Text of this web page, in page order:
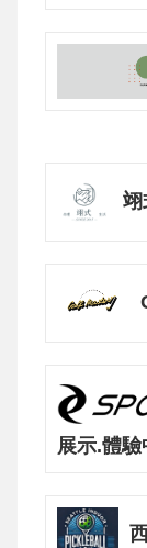
翊
展示.體驗